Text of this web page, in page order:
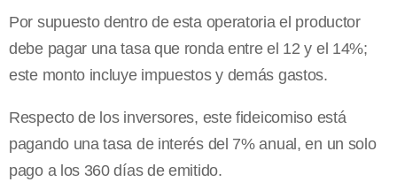
Por supuesto dentro de esta operatoria el productor
debe pagar una tasa que ronda entre el 12 y el 14%;
este monto incluye impuestos y demás gastos.
Respecto de los inversores, este fideicomiso está
pagando una tasa de interés del 7% anual, en un solo
pago a los 360 días de emitido.